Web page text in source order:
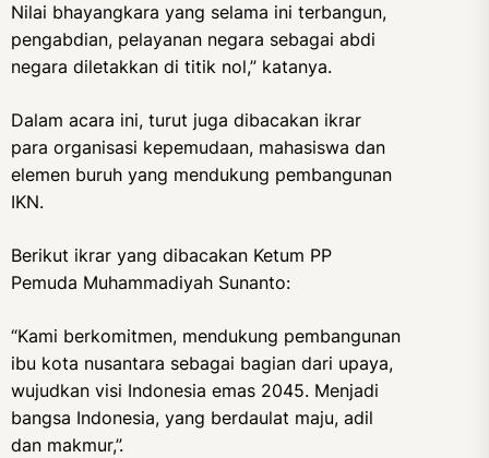
Nilai bhayangkara yang selama ini terbangun,
pengabdian, pelayanan negara sebagai abdi
negara diletakkan di titik nol,” katanya.
Dalam acara ini, turut juga dibacakan ikrar
para organisasi kepemudaan, mahasiswa dan
elemen buruh yang mendukung pembangunan
IKN.
Berikut ikrar yang dibacakan Ketum PP
Pemuda Muhammadiyah Sunanto:
“Kami berkomitmen, mendukung pembangunan
ibu kota nusantara sebagai bagian dari upaya,
wujudkan visi Indonesia emas 2045. Menjadi
bangsa Indonesia, yang berdaulat maju, adil
dan makmur,”.